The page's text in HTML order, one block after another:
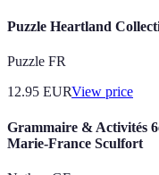
Puzzle Heartland
Puzzle FR
12.95 EURView price
Grammaire & Activités
Marie-France Sculfort